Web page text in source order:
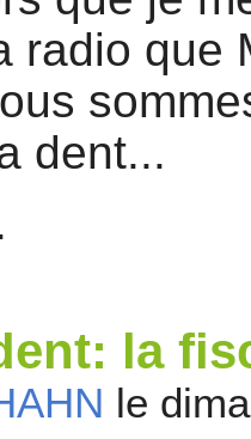
radio que
dent...
la
le